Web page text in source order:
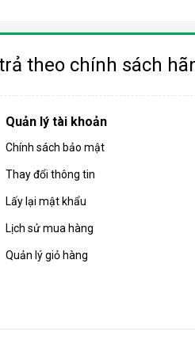
theo chính sách
Quản lý tài khoản
Chính sách bảo mật
Thay đổi thông tin
Lấy lại mật khẩu
Lịch sử mua hàng
Quản lý giỏ hàng